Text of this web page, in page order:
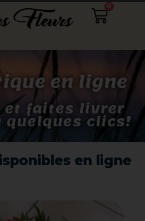
0
en ligne
et faites livrer
quelques clics!
en ligne